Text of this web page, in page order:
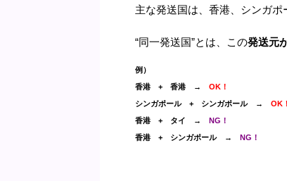
主な発送国は、香港、シンガポ
“同一発送国”とは、この発送元
例）
香港 + 香港 → OK ！
シンガポール+ シンガポール→ OK ！
香港 + タイ → NG ！
香港 + シンガポール→ NG ！